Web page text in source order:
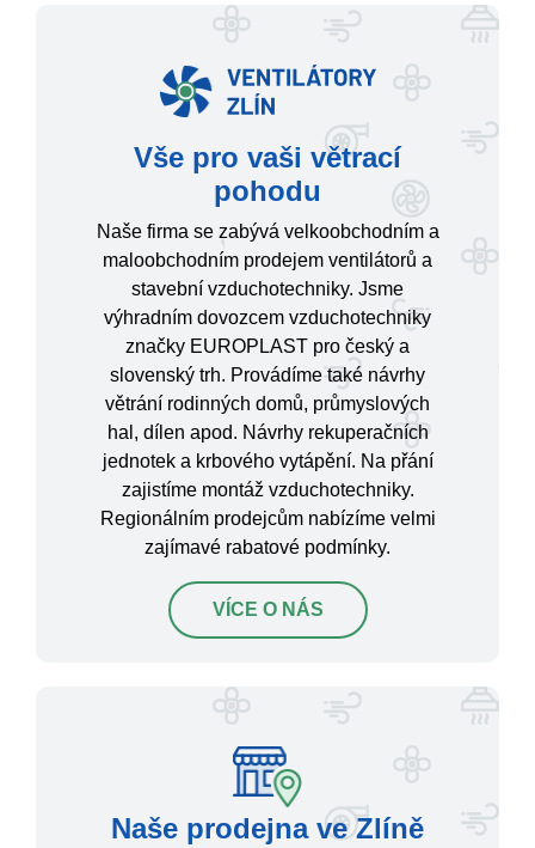
Vše pro vaši větrací
pohodu
Naše firma se zabývá velkoobchodním a
maloobchodním prodejem ventilátorů a
stavební vzduchotechniky. Jsme
výhradním dovozcem vzduchotechniky
značky EUROPLAST pro český a
slovenský trh. Provádíme také návrhy
větrání rodinných domů, průmyslových
hal, dílen apod. Návrhy rekuperačních
jednotek a krbového vytápění. Na přání
zajistíme montáž vzduchotechniky.
Regionálním prodejcům nabízíme velmi
zajímavé rabatové podmínky.
VÍCE O NÁS
Naše prodejna ve Zlíně